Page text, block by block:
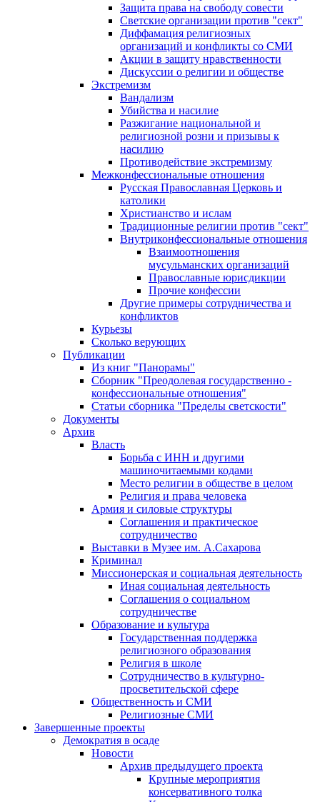
Защита права на свободу совести
Светские организации против "сект"
Диффамация религиозных
организаций и конфликты со СМИ
Акции в защиту нравственности
Дискуссии о религии и обществе
Экстремизм
Вандализм
Убийства и насилие
Разжигание национальной и
религиозной розни и призывы к
насилию
Противодействие экстремизму
Межконфессиональные отношения
Русская Православная Церковь и
католики
Христианство и ислам
Традиционные религии против "сект"
Внутриконфессиональные отношения
Взаимоотношения
мусульманских организаций
Православные юрисдикции
Прочие конфессии
Другие примеры сотрудничества и
конфликтов
Курьезы
Сколько верующих
Публикации
Из книг "Панорамы"
Сборник "Преодолевая государственно -
конфессиональные отношения"
Статьи сборника "Пределы светскости"
Документы
Архив
Власть
Борьба с ИНН и другими
машиночитаемыми кодами
Место религии в обществе в целом
Религия и права человека
Армия и силовые структуры
Соглашения и практическое
сотрудничество
Выставки в Музее им. А.Сахарова
Криминал
Миссионерская и социальная деятельность
Иная социальная деятельность
Соглашения о социальном
сотрудничестве
Образование и культура
Государственная поддержка
религиозного образования
Религия в школе
Сотрудничество в культурно-
просветительской сфере
Общественность и СМИ
Религиозные СМИ
Завершенные проекты
Демократия в осаде
Новости
Архив предыдущего проекта
Крупные мероприятия
консервативного толка